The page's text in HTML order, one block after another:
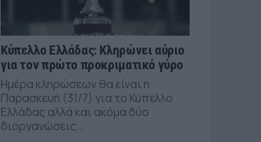
Κύπελλο Ελλάδας: Κληρώνει αύριο
για τον πρώτο προκριματικό γύρο
Ημέρα κληρώσεων θα είναι η
Παρασκευή (31/7) για το Κύπελλο
Ελλάδας αλλά και ακόμα δύο
διοργανώσεις...